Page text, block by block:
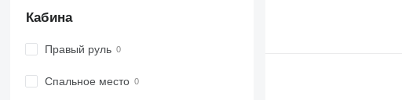
Кабина
Правый руль
Спальное место